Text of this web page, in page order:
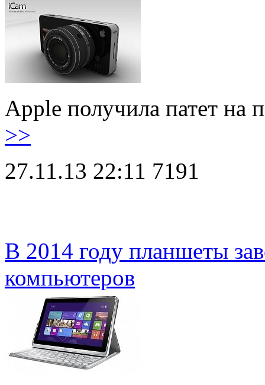
Apple получила патет
>>
27.11.13 22:11 7191
В 2014 году планшеты
компьютеров